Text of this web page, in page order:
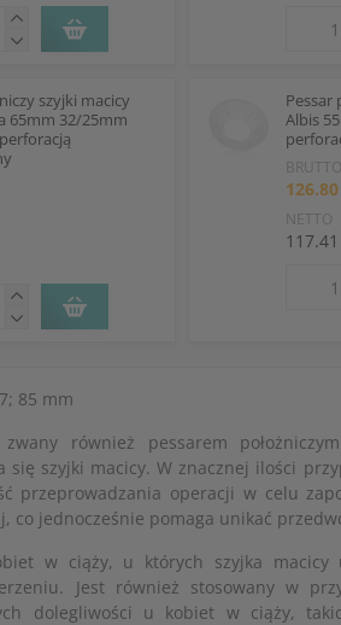
szyjki macicy
65mm 32/25mm
Pessar
Albis
BRUTTO
126.80
NETTO
117.41
85 mm
zwany również pessarem
się szyjki macicy. W znacznej ilości
przeprowadzania operacji w celu
co jednocześnie pomaga unikać
w ciąży, u których szyjka macicy
Jest również stosowany w
dolegliwości u kobiet w ciąży,